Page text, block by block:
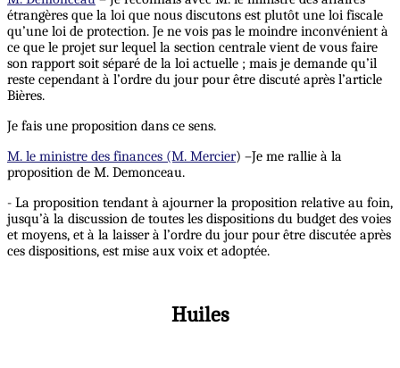
étrangères que la loi que nous discutons est plutôt une loi fiscale
qu’une loi de protection. Je ne vois pas le moindre inconvénient à
ce que le projet sur lequel la section centrale vient de vous faire
son rapport soit séparé de la loi actuelle ; mais je demande qu’il
reste cependant à l’ordre du jour pour être discuté après l’article
Bières.
Je fais une proposition dans ce sens.
M. le ministre des finances (M. Mercier) –Je me rallie à la
proposition de M. Demonceau.
- La proposition tendant à ajourner la proposition relative au foin,
jusqu’à la discussion de toutes les dispositions du budget des voies
et moyens, et à la laisser à l’ordre du jour pour être discutée après
ces dispositions, est mise aux voix et adoptée.
Huiles